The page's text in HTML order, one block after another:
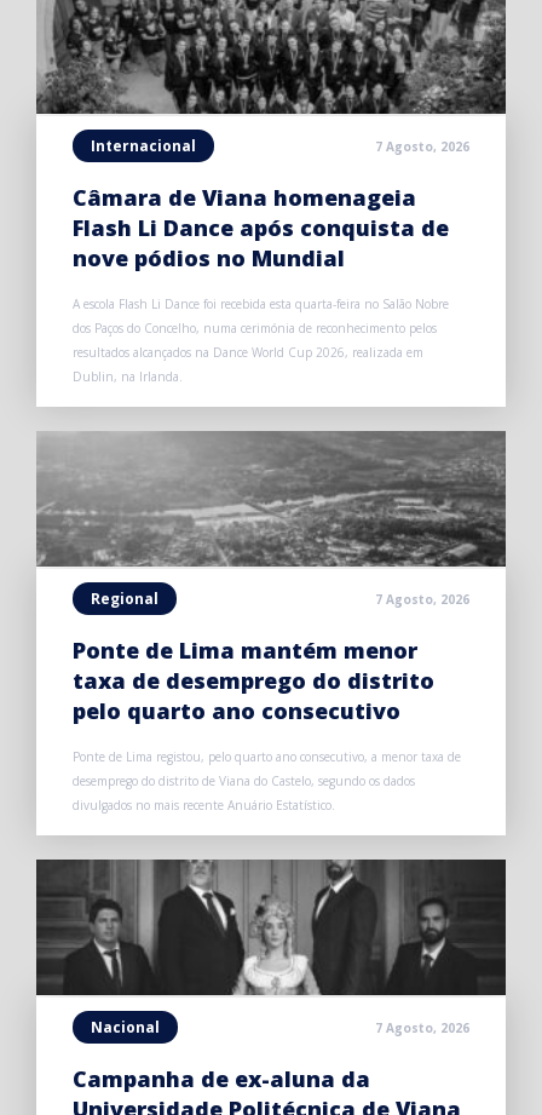
Internacional 7 Agosto, 2026
Câmara de Viana homenageia
Flash Li Dance após conquista de
nove pódios no Mundial
A escola Flash Li Dance foi recebida esta quarta-feira no Salão Nobre
dos Paços do Concelho, numa cerimónia de reconhecimento pelos
resultados alcançados na Dance World Cup 2026, realizada em
Dublin, na Irlanda.
Regional 7 Agosto, 2026
Ponte de Lima mantém menor
taxa de desemprego do distrito
pelo quarto ano consecutivo
Ponte de Lima registou, pelo quarto ano consecutivo, a menor taxa de
desemprego do distrito de Viana do Castelo, segundo os dados
divulgados no mais recente Anuário Estatístico.
Nacional 7 Agosto, 2026
Campanha de ex-aluna da
Universidade Politécnica de Viana